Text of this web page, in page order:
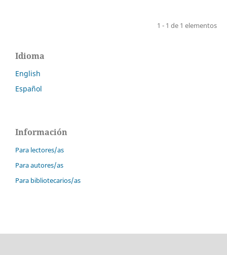
1 - 1 de 1 elementos
Idioma
English
Español
Información
Para lectores/as
Para autores/as
Para bibliotecarios/as